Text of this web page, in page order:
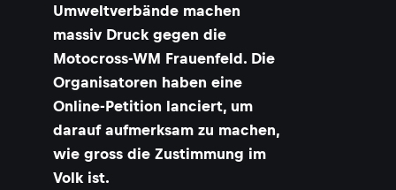
Umweltverbände machen
massiv Druck gegen die
Motocross-WM Frauenfeld. Die
Organisatoren haben eine
Online-Petition lanciert, um
darauf aufmerksam zu machen,
wie gross die Zustimmung im
Volk ist.